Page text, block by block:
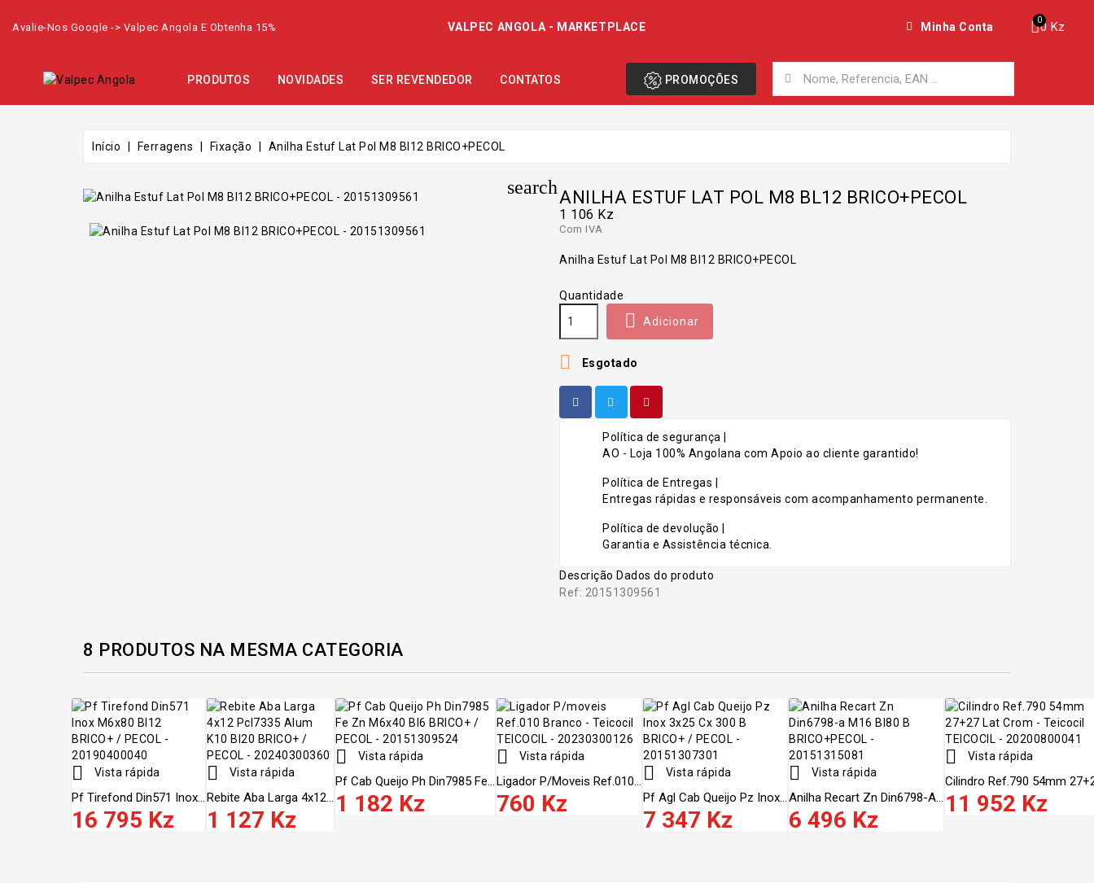
Avalie-Nos Google -> Valpec Angola E Obtenha 15% VALPEC ANGOLA - MARKETPLACE Minha Conta 0 Kz
PRODUTOS NOVIDADES SER REVENDEDOR CONTATOS PROMOÇÕES
Início Ferragens Fixação Anilha Estuf Lat Pol M8 Bl12 BRICO+PECOL
searchANILHA ESTUF LAT POL M8 BL12 BRICO+PECOL
1 106 Kz
Com IVA
Anilha Estuf Lat Pol M8 Bl12 BRICO+PECOL
Quantidade
 Adicionar
 Esgotado
Política de segurança |
AO - Loja 100% Angolana com Apoio ao cliente garantido!
Política de Entregas |
Entregas rápidas e responsáveis com acompanhamento permanente.
Política de devolução |
Garantia e Assistência técnica.
Descrição Dados do produto
Ref: 20151309561
8 PRODUTOS NA MESMA CATEGORIA
 Vista rápida
Pf Tirefond Din571 Inox...
16 795 Kz
 Vista rápida
Rebite Aba Larga 4x12...
1 127 Kz
 Vista rápida
Pf Cab Queijo Ph Din7985 Fe...
1 182 Kz
 Vista rápida
Ligador P/moveis Ref.010...
760 Kz
 Vista rápida
Pf Agl Cab Queijo Pz Inox...
7 347 Kz
 Vista rápida
Anilha Recart Zn Din6798-A...
6 496 Kz
 Vista rápida
Cilindro Ref.790 54mm
11 952 Kz